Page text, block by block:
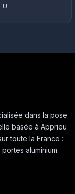
dans la pose
basée à Apprieu
toute la France :
aluminium.